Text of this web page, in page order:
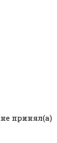
принял(а)